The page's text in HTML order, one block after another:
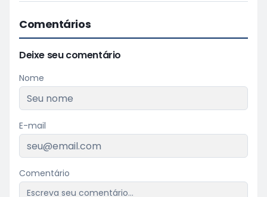
Comentários
Deixe seu comentário
Nome
E-mail
Comentário